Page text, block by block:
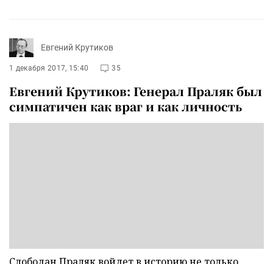
Евгений Крутиков
1 декабря 2017, 15:40 35
Евгений Крутиков: Генерал Праляк был
симпатичен как враг и как личность